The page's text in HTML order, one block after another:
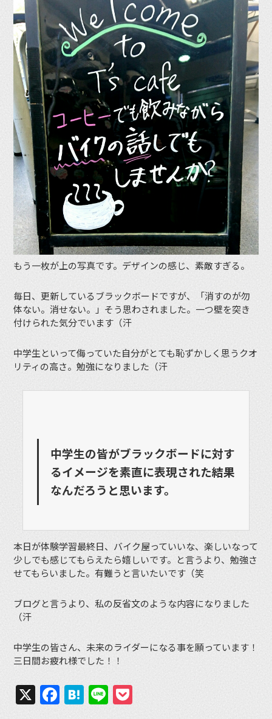
もう一枚が上の写真です。デザインの感じ、素敵すぎる。
毎日、更新しているブラックボードですが、「消すのが勿
体ない。消せない。」そう思わされました。一つ壁を突き
付けられた気分でいます（汗
中学生といって侮っていた自分がとても恥ずかしく思うクオ
リティの高さ。勉強になりました（汗
中学生の皆がブラックボードに対す
るイメージを素直に表現された結果
なんだろうと思います。
本日が体験学習最終日、バイク屋っていいな、楽しいなって
少しでも感じてもらえたら嬉しいです。と言うより、勉強さ
せてもらいました。有難うと言いたいです（笑
ブログと言うより、私の反省文のような内容になりました
（汗
中学生の皆さん、未来のライダーになる事を願っています！
三日間お疲れ様でした！！
X Facebook
Hatena
Line